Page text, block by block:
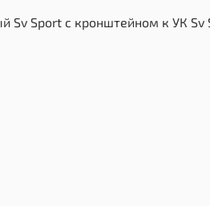
Sport c кронштейном к УК